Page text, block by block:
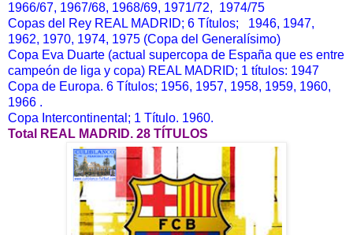
1966/67, 1967/68, 1968/69, 1971/72, 1974/75
Copas del Rey REAL MADRID; 6 Títulos; 1946, 1947,
1962, 1970, 1974, 1975 (Copa del Generalísimo)
Copa Eva Duarte (actual supercopa de España que es entre
campeón de liga y copa) REAL MADRID; 1 títulos: 1947
Copa de Europa. 6 Títulos; 1956, 1957, 1958, 1959, 1960,
1966 .
Copa Intercontinental; 1 Título. 1960.
Total REAL MADRID. 28 TÍTULOS